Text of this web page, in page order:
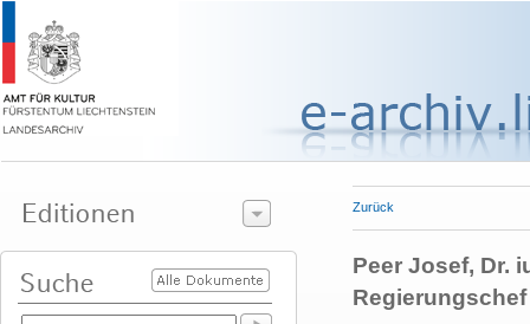
Zurück
Peer Josef, Dr.
Regierungschef